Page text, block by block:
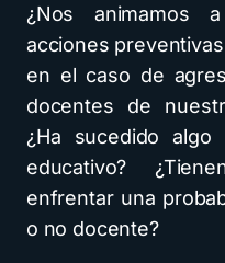
¿Nos animamos
acciones
en el caso de
docentes de
¿Ha sucedido
educativo?
enfrentar una
o no docente?